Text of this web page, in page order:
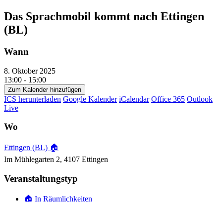
Das Sprachmobil kommt nach Ettingen
(BL)
Wann
8. Oktober 2025
13:00 - 15:00
Zum Kalender hinzufügen
ICS herunterladen Google Kalender iCalendar Office 365 Outlook
Live
Wo
Ettingen (BL) 🏠
Im Mühlegarten 2, 4107 Ettingen
Veranstaltungstyp
🏠 In Räumlichkeiten